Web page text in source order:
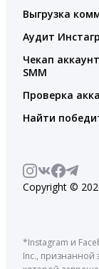
Выгрузка
Аудит
Чекап
SMM
Проверка
Найти
Copyright ©
*Instagram и
Inc., признанной